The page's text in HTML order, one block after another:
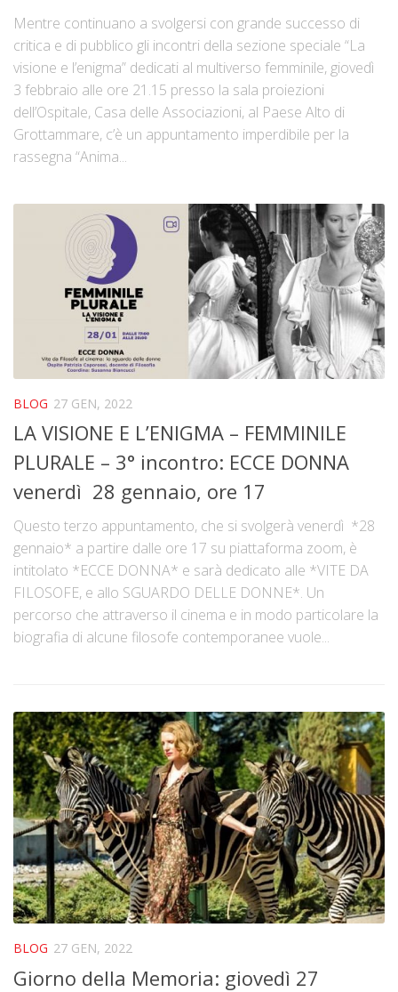
Mentre continuano a svolgersi con grande successo di
critica e di pubblico gli incontri della sezione speciale “La
visione e l’enigma” dedicati al multiverso femminile, giovedì
3 febbraio alle ore 21.15 presso la sala proiezioni
dell’Ospitale, Casa delle Associazioni, al Paese Alto di
Grottammare, c’è un appuntamento imperdibile per la
rassegna “Anima...
BLOG 27 GEN, 2022
LA VISIONE E L’ENIGMA – FEMMINILE
PLURALE – 3° incontro: ECCE DONNA
venerdì 28 gennaio, ore 17
Questo terzo appuntamento, che si svolgerà venerdì *28
gennaio* a partire dalle ore 17 su piattaforma zoom, è
intitolato *ECCE DONNA* e sarà dedicato alle *VITE DA
FILOSOFE, e allo SGUARDO DELLE DONNE*. Un
percorso che attraverso il cinema e in modo particolare la
biografia di alcune filosofe contemporanee vuole...
BLOG 27 GEN, 2022
Giorno della Memoria: giovedì 27